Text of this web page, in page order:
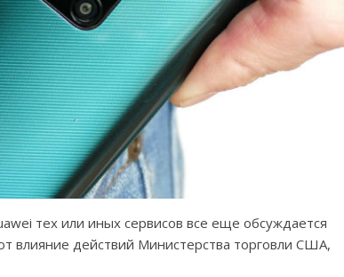
тех или иных сервисов все еще обсуждается
влияние действий Министерства торговли США,